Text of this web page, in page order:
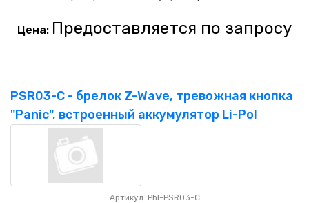
Цена: Предоставляется по запросу
PSR03-C - брелок Z-Wave, тревожная кнопка
"Panic", встроенный аккумулятор Li-Pol
Артикул: Phl-PSR03-C